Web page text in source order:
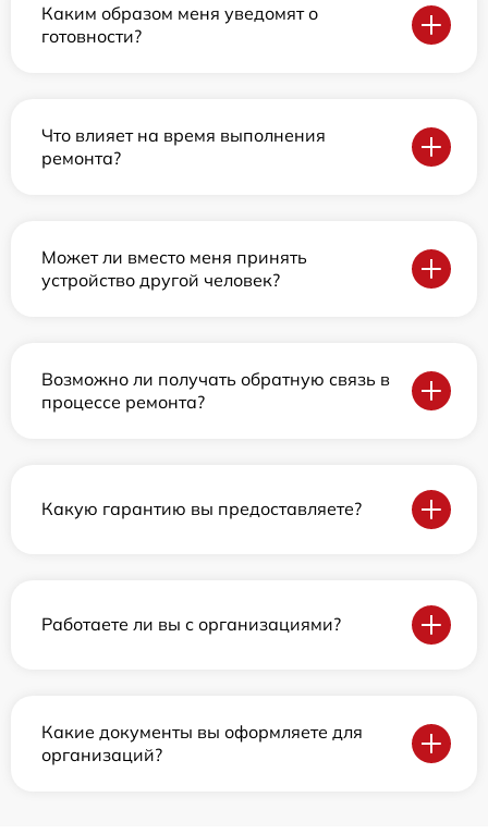
Каким образом меня уведомят о
готовности?
Что влияет на время выполнения
ремонта?
Может ли вместо меня принять
устройство другой человек?
Возможно ли получать обратную связь в
процессе ремонта?
Какую гарантию вы предоставляете?
Работаете ли вы с организациями?
Какие документы вы оформляете для
организаций?